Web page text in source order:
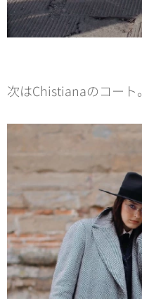
次はChistianaのコート。